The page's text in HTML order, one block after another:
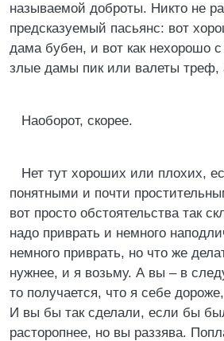
называемой доброты. Никто не
предсказуемый пасьянс: вот
дама бубен, и вот как нехорошо
злые дамы пик или валеты треф,
Наоборот, скорее.
Нет тут хороших или плохих,
понятными и почти
вот просто обстоятельства так
надо приврать и немного
немного приврать, но что же
нужнее, и я возьму. А вы – в
то получается, что я себе
И вы бы так сделали, если бы
расторопнее, но вы раззява.